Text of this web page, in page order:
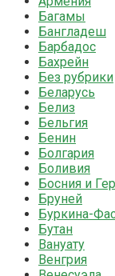
Багамы
Бангладеш
Барбадос
Бахрейн
Без рубрики
Беларусь
Белиз
Бельгия
Бенин
Болгария
Боливия
Босния и
Бруней
Буркина-
Бутан
Вануату
Венгрия